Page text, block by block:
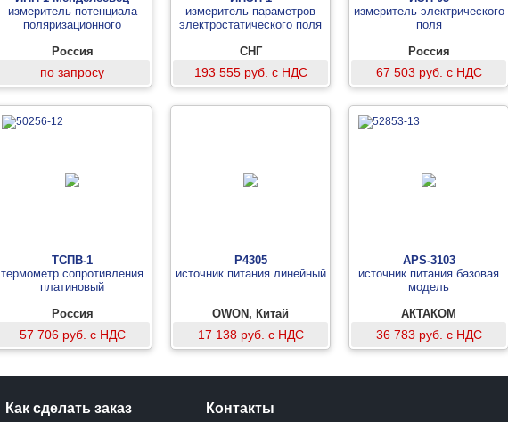
измеритель потенциала
поляризационного
Россия
по запросу
измеритель параметров
электростатического поля
СНГ
193 555 руб. с НДС
измеритель электрического
поля
Россия
67 503 руб. с НДС
ТСПВ-1
термометр сопротивления
платиновый
Россия
57 706 руб. с НДС
P4305
источник питания линейный
OWON, Китай
17 138 руб. с НДС
APS-3103
источник питания базовая
модель
АКТАКОМ
36 783 руб. с НДС
Как сделать заказ Контакты